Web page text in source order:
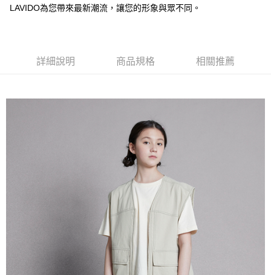
用戶於交易時，得透過本服務購買商品或服務，並由商店將買賣／分期付款
由本公司與您本人進行分期帳單所需資料之確認、核對及更正。
3.完整用戶服務條款，請詳閱以下連結：https://oppay.tw/userRule
每筆NT$100，滿NT$3,000(含以上)免運費
LAVIDO為您帶來最新潮流，讓您的形象與眾不同。
詳細說明 商品規格 相關推薦